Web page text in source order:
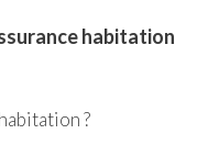
habitation
?